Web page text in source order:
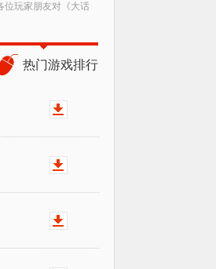
位玩家朋友对《大话
养生·畅玩】新区，预
内玩家可以提前创建
时间进驻游戏。
热门游戏排行